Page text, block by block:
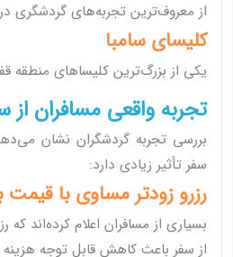
از معروف‌ترین تجربه‌های گردشگری
کلیسای سامبا
یکی از بزرگ‌ترین کلیساهای منطقه
تجربه واقعی مسافران
بررسی تجربه گردشگران نشان
سفر تأثیر زیادی دارد:
رزرو زودتر مساوی با قیمت
از سفر باعث کاهش قابل توجه